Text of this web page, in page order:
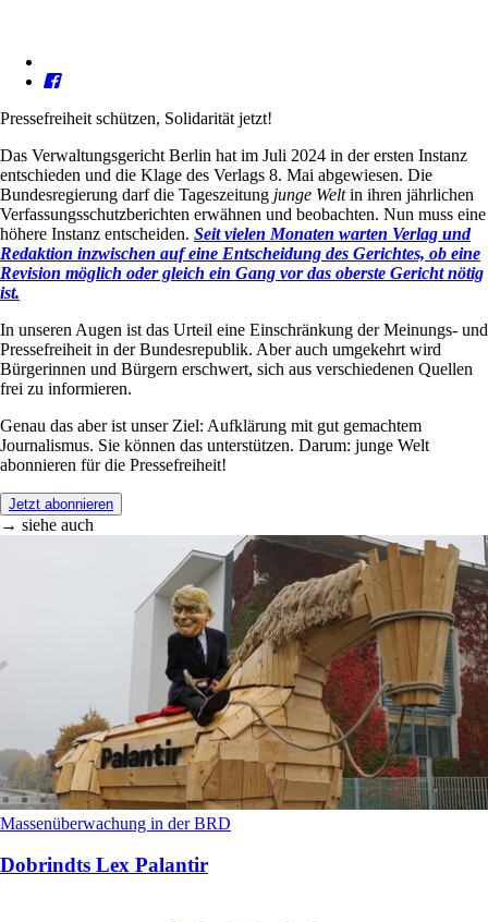
Pressefreiheit schützen, Solidarität jetzt!
Das Verwaltungsgericht Berlin hat im Juli 2024 in der ersten Instanz
entschieden und die Klage des Verlags 8. Mai abgewiesen. Die
Bundesregierung darf die Tageszeitung junge Weltin ihren jährlichen
Verfassungsschutzberichten erwähnen und beobachten. Nun muss eine
höhere Instanz entscheiden. Seit vielen Monaten warten Verlag und
Redaktion inzwischen auf eine Entscheidung des Gerichtes, ob eine
Revision möglich oder gleich ein Gang vor das oberste Gericht nötig
ist.
In unseren Augen ist das Urteil eine Einschränkung der Meinungs- und
Pressefreiheit in der Bundesrepublik. Aber auch umgekehrt wird
Bürgerinnen und Bürgern erschwert, sich aus verschiedenen Quellen
frei zu informieren.
Genau das aber ist unser Ziel: Aufklärung mit gut gemachtem
Journalismus. Sie können das unterstützen. Darum: junge Welt
abonnieren für die Pressefreiheit!
Jetzt abonnieren
→ siehe auch
Massenüberwachung in der BRD
Dobrindts Lex Palantir